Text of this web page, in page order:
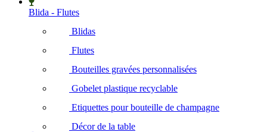
Blida - Flutes
Blidas
Flutes
Bouteilles gravées personnalisées
Gobelet plastique recyclable
Etiquettes pour bouteille de champagne
Décor de la table